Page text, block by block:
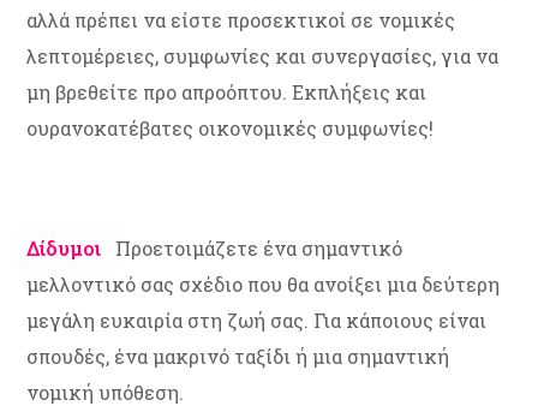
αλλά πρέπει να είστε προσεκτικοί σε νομικές
λεπτομέρειες, συμφωνίες και συνεργασίες, για να
μη βρεθείτε προ απροόπτου. Εκπλήξεις και
ουρανοκατέβατες οικονομικές συμφωνίες!
Δίδυμοι Προετοιμάζετε ένα σημαντικό
μελλοντικό σας σχέδιο που θα ανοίξει μια δεύτερη
μεγάλη ευκαιρία στη ζωή σας. Για κάποιους είναι
σπουδές, ένα μακρινό ταξίδι ή μια σημαντική
νομική υπόθεση.